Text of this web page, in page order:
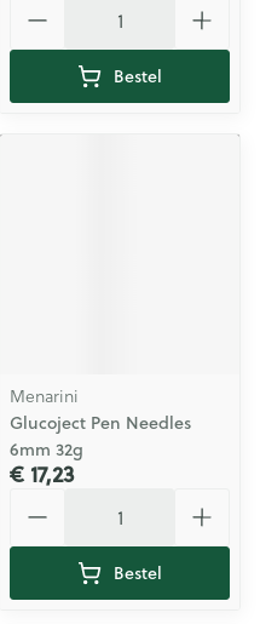
Bestel
Menarini
Glucoject Pen Needles
6mm 32g
€ 17,23
Bestel